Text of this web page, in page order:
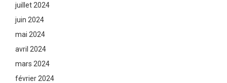
juillet 2024
juin 2024
mai 2024
avril 2024
mars 2024
février 2024